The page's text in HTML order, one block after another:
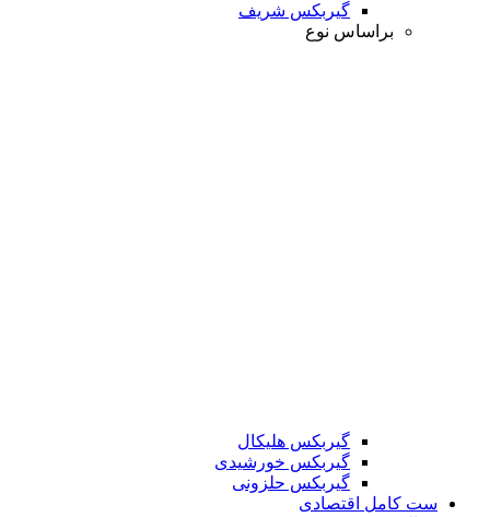
گیربکس شریف
براساس نوع
گیربکس هلیکال
گیربکس خورشیدی
گیربکس حلزونی
ست کامل اقتصادی